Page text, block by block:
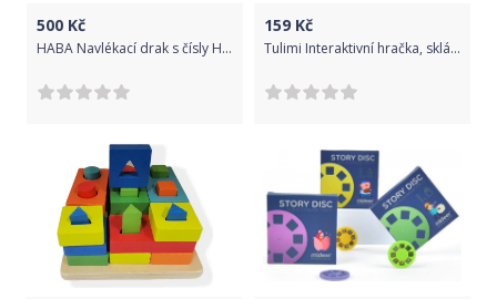
500 Kč
HABA Navlékací drak s čísly Haba od 2 let
159 Kč
Tulimi Interaktivní hračka, sklápěcí telefón smartfon, oranžovo/zelený